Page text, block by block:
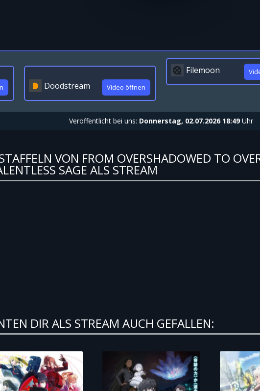
Doodstream Video öffnen
Filemoon
Veröffentlicht bei uns: Donnerstag, 02.07.2026 18:49Uhr
VON FROM OVERSHADOWED TO
SAGE ALS STREAM
DIR ALS STREAM AUCH GEFALLEN: